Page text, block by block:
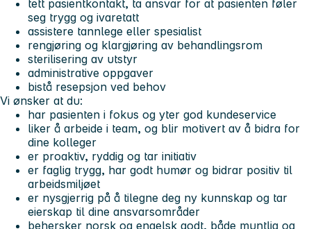
tett pasientkontakt, ta ansvar for at pasienten føler
seg trygg og ivaretatt
assistere tannlege eller spesialist
rengjøring og klargjøring av behandlingsrom
sterilisering av utstyr
administrative oppgaver
bistå resepsjon ved behov
Vi ønsker at du:
har pasienten i fokus og yter god kundeservice
liker å arbeide i team, og blir motivert av å bidra for
dine kolleger
er proaktiv, ryddig og tar initiativ
er faglig trygg, har godt humør og bidrar positiv til
arbeidsmiljøet
er nysgjerrig på å tilegne deg ny kunnskap og tar
eierskap til dine ansvarsområder
behersker norsk og engelsk godt, både muntlig og